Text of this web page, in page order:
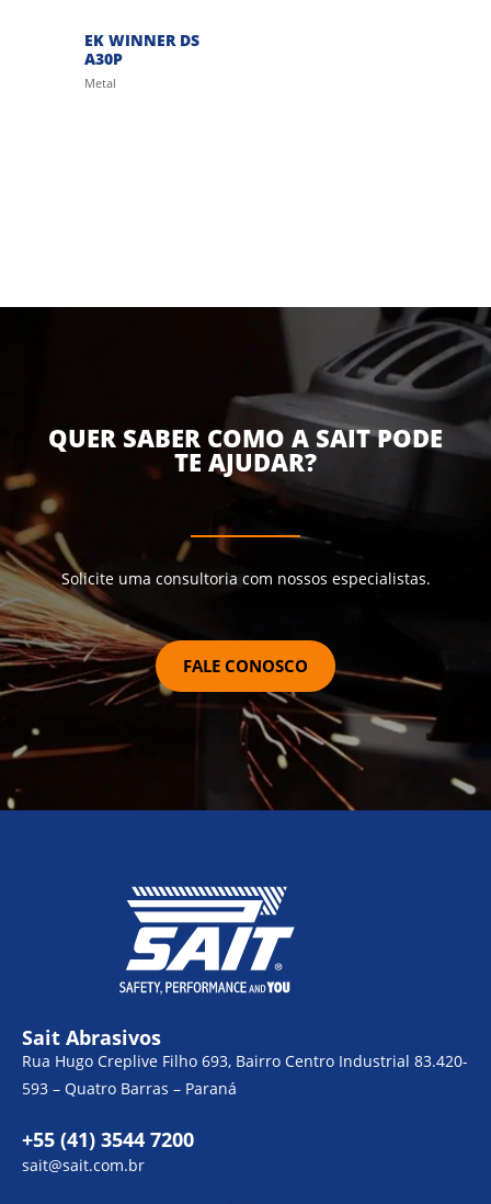
EK WINNER DS
A30P
Metal
QUER SABER COMO A SAIT PODE
TE AJUDAR?
Solicite uma consultoria com nossos especialistas.
FALE CONOSCO
Sait Abrasivos
Rua Hugo Creplive Filho 693, Bairro Centro Industrial 83.420-
593 – Quatro Barras – Paraná
+55 (41) 3544 7200
sait@sait.com.br